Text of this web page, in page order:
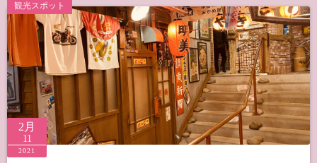
観光スポット
2月
11
2021